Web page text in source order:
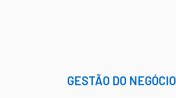
GESTÃO DO NEGÓCIO